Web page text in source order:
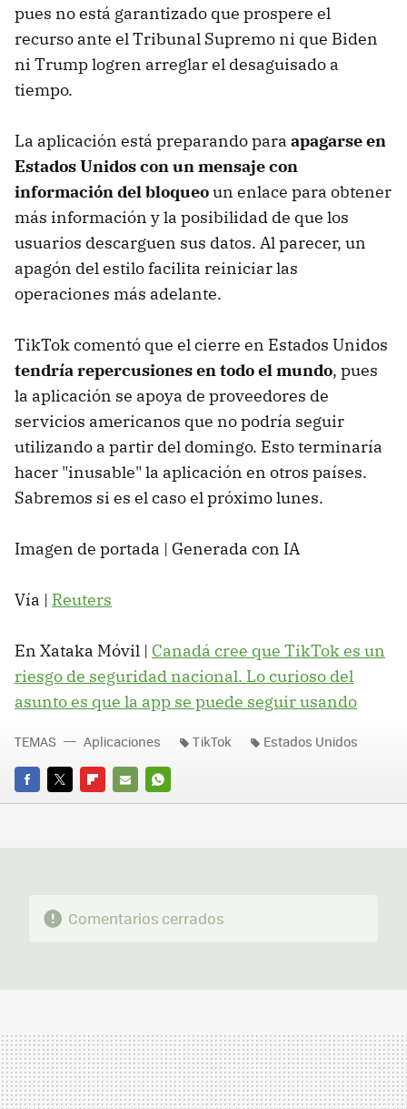
pues no está garantizado que prospere el
recurso ante el Tribunal Supremo ni que Biden
ni Trump logren arreglar el desaguisado a
tiempo.
La aplicación está preparando para apagarse en
Estados Unidos con un mensaje con
información del bloqueoun enlace para obtener
más información y la posibilidad de que los
usuarios descarguen sus datos. Al parecer, un
apagón del estilo facilita reiniciar las
operaciones más adelante.
TikTok comentó que el cierre en Estados Unidos
tendría repercusiones en todo el mundo, pues
la aplicación se apoya de proveedores de
servicios americanos que no podría seguir
utilizando a partir del domingo. Esto terminaría
hacer "inusable" la aplicación en otros países.
Sabremos si es el caso el próximo lunes.
Imagen de portada | Generada con IA
Vía | Reuters
En Xataka Móvil | Canadá cree que TikTok es un
riesgo de seguridad nacional. Lo curioso del
asunto es que la app se puede seguir usando
FACEBOOK
TWITTERFLIPBOARD
E-
WHATSAPP
TEMAS Aplicaciones TikTok Estados Unidos
Comentarios cerrados